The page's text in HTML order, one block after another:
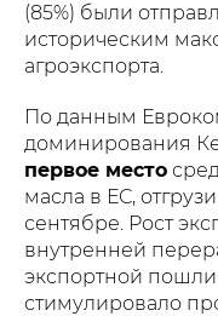
(85%) были
историческим
агроэкспорта.
По данным
доминирования
первое место
масла в ЕС,
сентябре. Рост
внутренней
экспортной
стимулировало